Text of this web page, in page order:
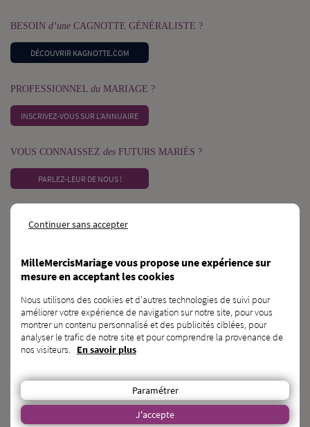
BESOIN d’une CAGNOTTE GÉNÉRALISTE ?
DÉCOUVRIR KAGNOTTE.COM
PROFESSIONNEL du MARIAGE ?
INSCRIVEZ-VOUS SUR L’ANNUAIRE
VOUS CONNAISSEZ des FUTURS MARIÉS ?
PARLEZ-LEUR DE NOUS !
contact@millemercismariage.com
Joignable du lundi au vendredi de 10h à 13h et de 14h à 17h
LANGUE Français
Continuer sans accepter
MilleMercisMariage vous propose une expérience sur
mesure en acceptant les cookies
Nous utilisons des cookies et d'autres technologies de suivi pour
améliorer votre expérience de navigation sur notre site, pour vous
montrer un contenu personnalisé et des publicités ciblées, pour
analyser le trafic de notre site et pour comprendre la provenance de
nos visiteurs. En savoir plus
Paramétrer
J'accepte